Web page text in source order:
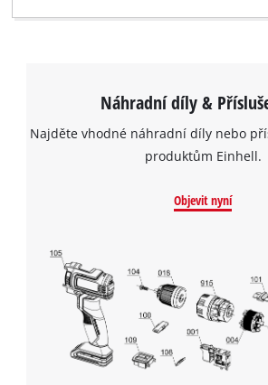
Náhradní díly &
Najděte vhodné náhradní díly nebo
produktům Einhell.
Objevit nyní